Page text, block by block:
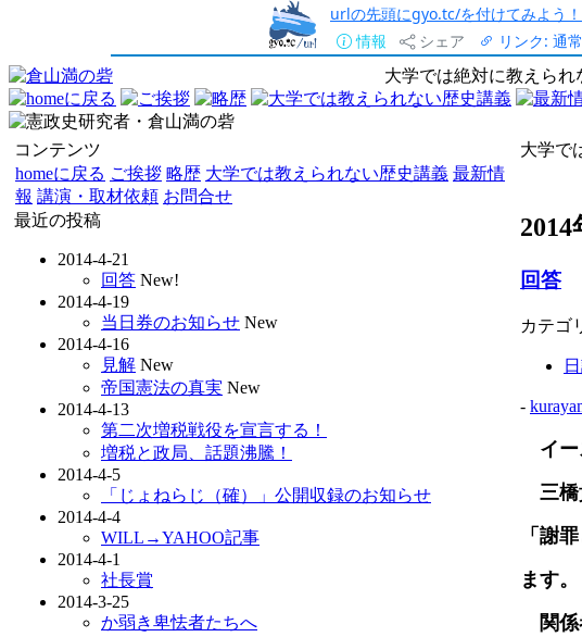
urlの先頭にgyo.tc/を付けてみよう！
情報
シェア リンク: 通常